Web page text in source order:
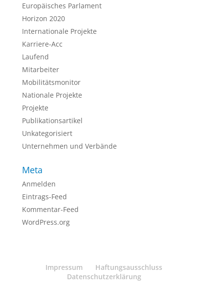
Europäisches Parlament
Horizon 2020
Internationale Projekte
Karriere-Acc
Laufend
Mitarbeiter
Mobilitätsmonitor
Nationale Projekte
Projekte
Publikationsartikel
Unkategorisiert
Unternehmen und Verbände
Meta
Anmelden
Eintrags-Feed
Kommentar-Feed
WordPress.org
Impressum
Haftungsausschluss
Datenschutzerklärung